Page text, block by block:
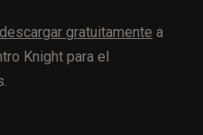
descargar gratuitamente a
Knight para el